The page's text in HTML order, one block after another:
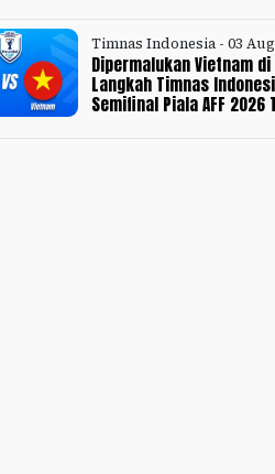
Timnas Indonesia - 03
Dipermalukan Vietnam
Langkah Timnas
Semifinal Piala AFF 2026